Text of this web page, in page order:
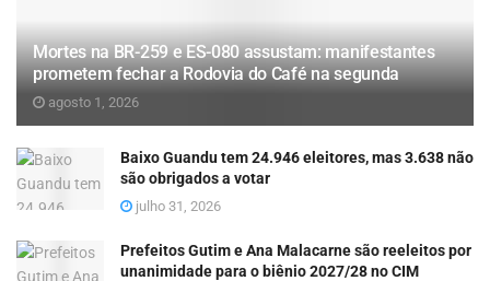
Mortes na BR-259 e ES-080 assustam: manifestantes
prometem fechar a Rodovia do Café na segunda
agosto 1, 2026
Baixo Guandu tem 24.946 eleitores, mas 3.638 não
são obrigados a votar
julho 31, 2026
Prefeitos Gutim e Ana Malacarne são reeleitos por
unanimidade para o biênio 2027/28 no CIM